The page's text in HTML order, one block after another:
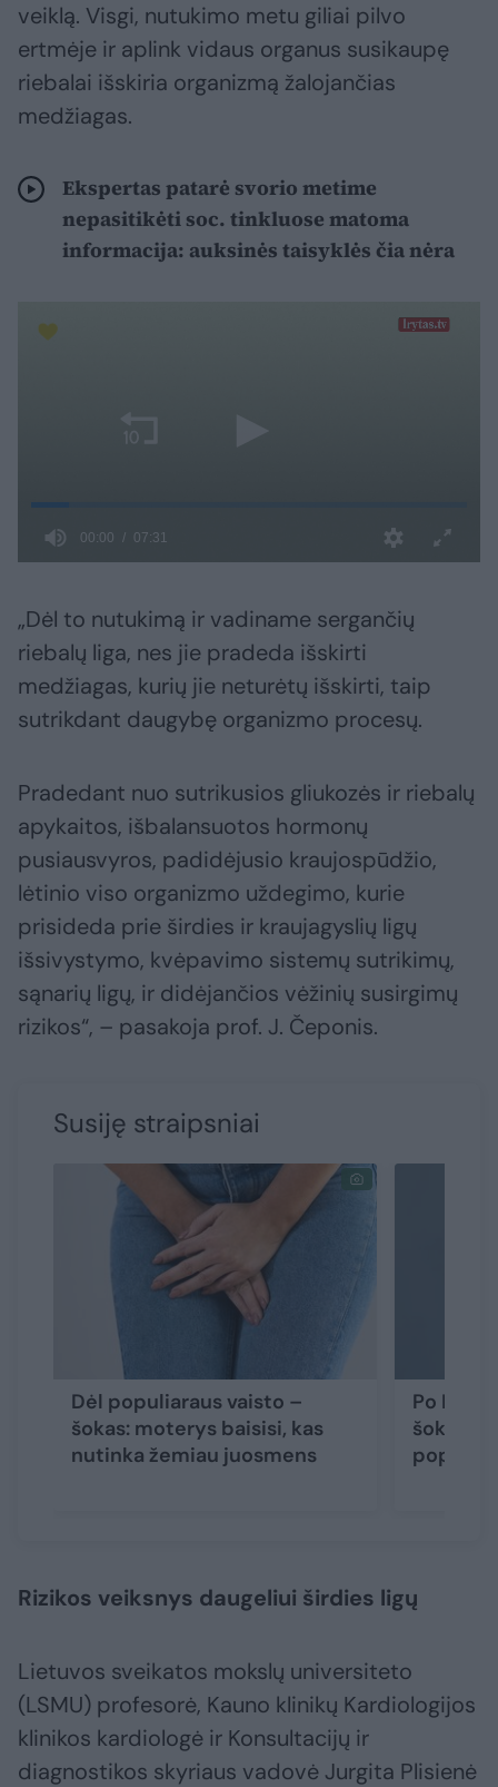
veiklą. Visgi, nutukimo metu giliai pilvo
ertmėje ir aplink vidaus organus susikaupę
riebalai išskiria organizmą žalojančias
medžiagas.
Ekspertas patarė svorio metime
nepasitikėti soc. tinkluose matoma
informacija: auksinės taisyklės čia nėra
„Dėl to nutukimą ir vadiname sergančių
riebalų liga, nes jie pradeda išskirti
medžiagas, kurių jie neturėtų išskirti, taip
sutrikdant daugybę organizmo procesų.
Pradedant nuo sutrikusios gliukozės ir riebalų
apykaitos, išbalansuotos hormonų
pusiausvyros, padidėjusio kraujospūdžio,
lėtinio viso organizmo uždegimo, kurie
prisideda prie širdies ir kraujagyslių ligų
išsivystymo, kvėpavimo sistemų sutrikimų,
sąnarių ligų, ir didėjančios vėžinių susirgimų
rizikos“, – pasakoja prof. J. Čeponis.
Susiję straipsniai
Dėl populiaraus vaisto –
šokas: moterys baisisi, kas
nutinka žemiau juosmens
Po D.
šokas:
Rizikos veiksnys daugeliui širdies ligų
Lietuvos sveikatos mokslų universiteto
(LSMU) profesorė, Kauno klinikų Kardiologijos
klinikos kardiologė ir Konsultacijų ir
diagnostikos skyriaus vadovė Jurgita Plisienė